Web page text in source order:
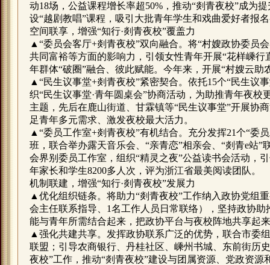
动18场，公益课程增长率超50%，推动“剡青夜校”成为
设“越剧教唱”课程，吸引大批青年学生和戏曲爱好者报
空间联享，增强“知行·剡青夜校”覆盖力
▲“委员会客厅+剡青夜校”双向融合。将“村嫂政协委员
共同富裕等方面的影响力，引领女性青年开展“花样嵊
年群体“破圈”融合、彼此赋能。今年来，开展“村嫂云
▲“民生议事堂+剡青夜校”紧密契合。依托15个“民生议
织“民生议事堂·青年圆桌会”协商活动，为助推青年夜
主题，先后在鹿山街道、甘霖镇等“民生议事堂”开展协
足青年多元需求、激发夜校最大活力。
▲“委员工作室+剡青夜校”有机结合。充分发挥21个“委
班，联合举办露天音乐会、“亲青恋”相亲会、“剡青e站
会界别委员工作室，组织“精灵之夜”公益读书会活动，
年家长和学生8200多人次，评为浙江省最美阅读团队。
机制联建，增强“知行·剡青夜校”发展力
▲优化组织链条。将助力“剡青夜校”工作纳入政协党组
会主任联系指导、1名工作人员日常联络），坚持政协
能与青年所需结合起来，把政协平台与夜校阵地共享起
▲强化共建共享。发挥政协联系广泛的优势，联合市委
联盟；引导农商银行、丹桂社区、嵊州书城、东前街历
夜校”工作，推动“剡青夜校”建设与团属资源、党政资